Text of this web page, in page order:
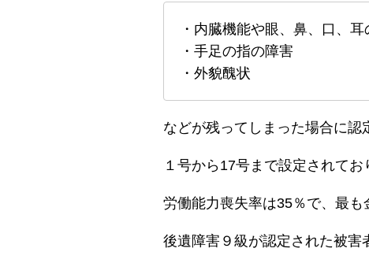
・内臓機能や眼、鼻、口、耳
・手足の指の障害
・外貌醜状
などが残ってしまった場合に認
１号から17号まで設定されてお
労働能力喪失率は35％で、最も
後遺障害９級が認定された被害